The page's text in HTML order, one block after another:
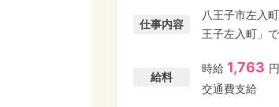
仕事内容
八王子市左入
王子左入町」
仕事できます。 ブランクありOK! 介護支援専門員資格を活かし、プライベートや家事と
無理なく両立
給料
時給 1,763
交通費支給